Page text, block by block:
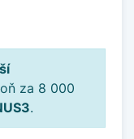
za 8 000
.